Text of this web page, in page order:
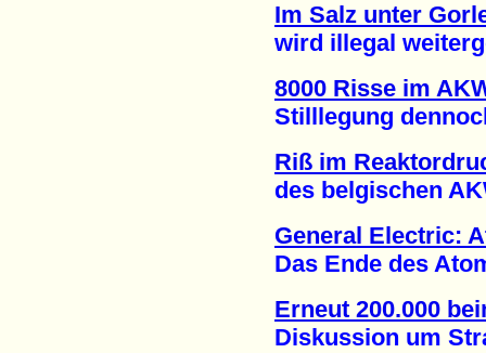
Im Salz unter
wird illegal
8000 Risse im
Stilllegung
Riß im
des belgischen
General Electric:
Das Ende des
Erneut 200.000
Diskussion um